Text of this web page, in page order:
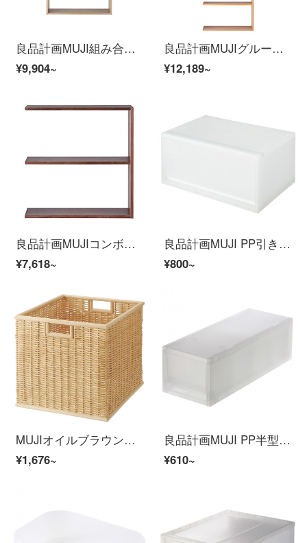
良品計画MUJI組み合わせ木製フレーム/幅/3階/基本セット/OA原色長81.5 x幅28.5 x高121 cm
¥9,904~
良品計画MUJIグループ木製フレーム/幅/5階/追加セット/OA原色長79.5×幅28.5×高さ200 cm
¥12,189~
良品計画MUJIコンボ木製フレーム/幅/2階/追加セット/WN原色長79.5 x幅28.5 x高81.5 cm
¥7,618~
良品計画MUJI PP引き出し式収納ボックス横幅/奥行き無色37 x 26 x 17.5 cm
¥800~
MUJIオイルブラウンの葉柄の四角形かご/特大原色37*35*H 32 CM
¥1,676~
良品計画MUJI PP半型ロッカー整理箱透明14*37*12 cm
¥610~